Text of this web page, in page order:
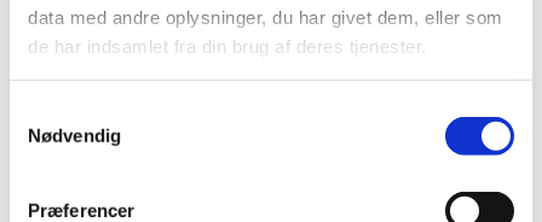
data med andre oplysninger, du har givet dem, eller som
de har indsamlet fra din brug af deres tjenester.
Nødvendig
Præferencer
Point S Hvide Sande